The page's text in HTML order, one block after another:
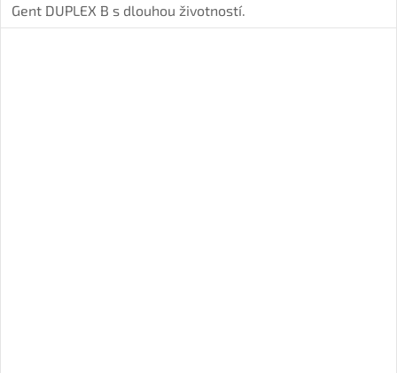
Gent DUPLEX B s dlouhou životností.